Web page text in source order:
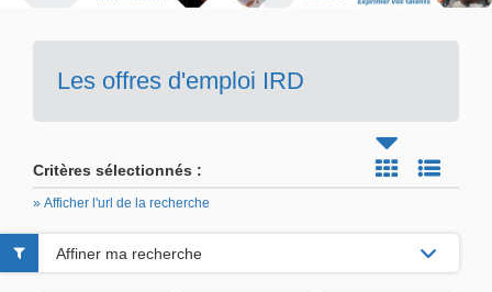
Les offres d'emploi IRD
Critères sélectionnés :
» Afficher l'url de la recherche
Affiner ma recherche